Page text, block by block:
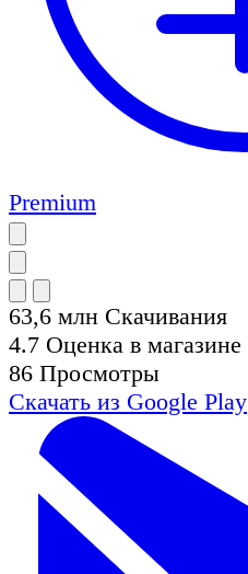
Premium
63,6 млн Скачивания
4.7 Оценка в магазине
86 Просмотры
Скачать из Google Play